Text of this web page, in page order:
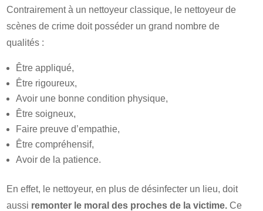
Contrairement à un nettoyeur classique, le nettoyeur de
scènes de crime doit posséder un grand nombre de
qualités :
Être appliqué,
Être rigoureux,
Avoir une bonne condition physique,
Être soigneux,
Faire preuve d’empathie,
Être compréhensif,
Avoir de la patience.
En effet, le nettoyeur, en plus de désinfecter un lieu, doit
aussi remonter le moral des proches de la victime. Ce